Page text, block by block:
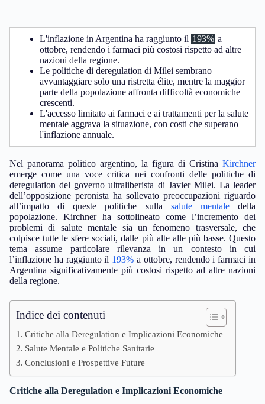
L'inflazione in Argentina ha raggiunto il 193% a
ottobre, rendendo i farmaci più costosi rispetto ad altre
nazioni della regione.
Le politiche di deregulation di Milei sembrano
avvantaggiare solo una ristretta élite, mentre la maggior
parte della popolazione affronta difficoltà economiche
crescenti.
L'accesso limitato ai farmaci e ai trattamenti per la salute
mentale aggrava la situazione, con costi che superano
l'inflazione annuale.
Nel panorama politico argentino, la figura di Cristina Kirchner
emerge come una voce critica nei confronti delle politiche di
deregulation del governo ultraliberista di Javier Milei. La leader
dell’opposizione peronista ha sollevato preoccupazioni riguardo
all’impatto di queste politiche sulla salute mentaledella
popolazione. Kirchner ha sottolineato come l’incremento dei
problemi di salute mentale sia un fenomeno trasversale, che
colpisce tutte le sfere sociali, dalle più alte alle più basse. Questo
tema assume particolare rilevanza in un contesto in cui
l’inflazione ha raggiunto il 193% a ottobre, rendendo i farmaci in
Argentina significativamente più costosi rispetto ad altre nazioni
della regione.
Indice dei contenuti
Critiche alla Deregulation e Implicazioni Economiche
Salute Mentale e Politiche Sanitarie
Conclusioni e Prospettive Future
Critiche alla Deregulation e Implicazioni Economiche